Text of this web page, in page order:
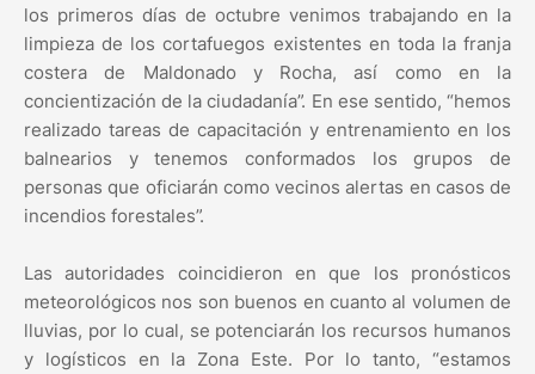
los primeros días de octubre venimos trabajando en la
limpieza de los cortafuegos existentes en toda la franja
costera de Maldonado y Rocha, así como en la
concientización de la ciudadanía”. En ese sentido, “hemos
realizado tareas de capacitación y entrenamiento en los
balnearios y tenemos conformados los grupos de
personas que oficiarán como vecinos alertas en casos de
incendios forestales”.
Las autoridades coincidieron en que los pronósticos
meteorológicos nos son buenos en cuanto al volumen de
lluvias, por lo cual, se potenciarán los recursos humanos
y logísticos en la Zona Este. Por lo tanto, “estamos